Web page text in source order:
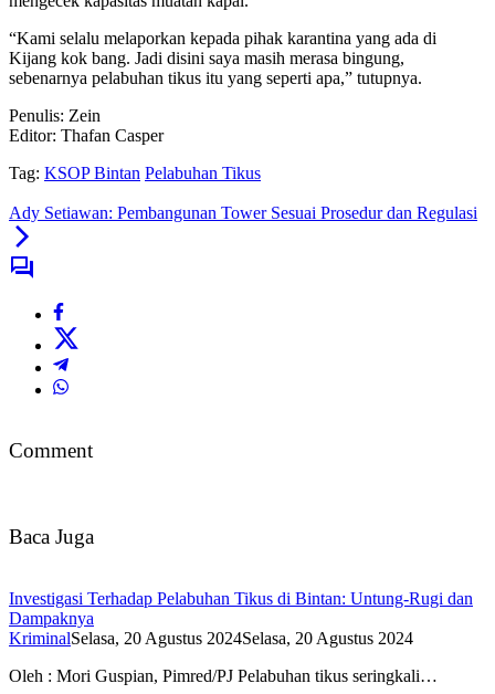
“Kami selalu melaporkan kepada pihak karantina yang ada di
Kijang kok bang. Jadi disini saya masih merasa bingung,
sebenarnya pelabuhan tikus itu yang seperti apa,” tutupnya.
Penulis: Zein
Editor: Thafan Casper
Tag: KSOP Bintan Pelabuhan Tikus
Ady Setiawan: Pembangunan Tower Sesuai Prosedur dan Regulasi
Comment
Baca Juga
Investigasi Terhadap Pelabuhan Tikus di Bintan: Untung-Rugi dan
Dampaknya
KriminalSelasa, 20 Agustus 2024Selasa, 20 Agustus 2024
Oleh : Mori Guspian, Pimred/PJ Pelabuhan tikus seringkali…